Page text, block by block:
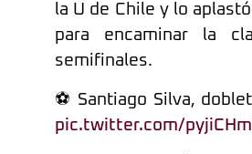
la U de Chile y lo
para encaminar la
semifinales.
⚽️ Santiago Silva,
pic.twitter.com/